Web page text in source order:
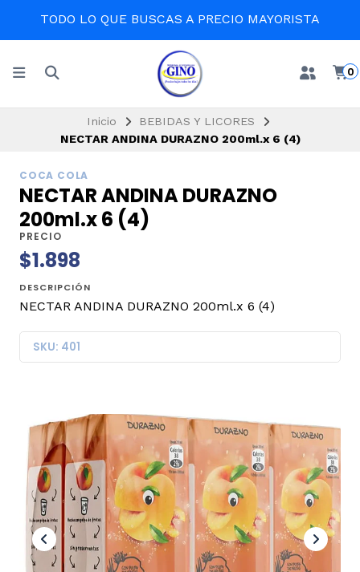
TODO LO QUE BUSCAS A PRECIO MAYORISTA
0
Inicio
BEBIDAS Y LICORES
NECTAR ANDINA DURAZNO 200ml.x 6 (4)
COCA COLA
NECTAR ANDINA DURAZNO
200ml.x 6 (4)
PRECIO
$1.898
DESCRIPCIÓN
NECTAR ANDINA DURAZNO 200ml.x 6 (4)
SKU: 401